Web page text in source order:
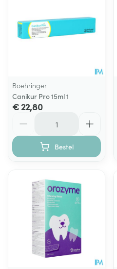
Boehringer
Canikur Pro 15ml 1
€ 22,80
Bestel